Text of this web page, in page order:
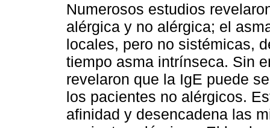
Numerosos estudios
alérgica y no alérgica; el
locales, pero no sistémicas,
tiempo asma intrínseca. Sin
revelaron que la IgE puede
los pacientes no alérgicos.
afinidad y desencadena las